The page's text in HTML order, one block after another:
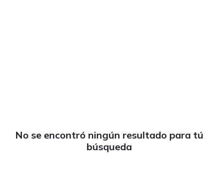
No se encontró ningún resultado para tú
búsqueda